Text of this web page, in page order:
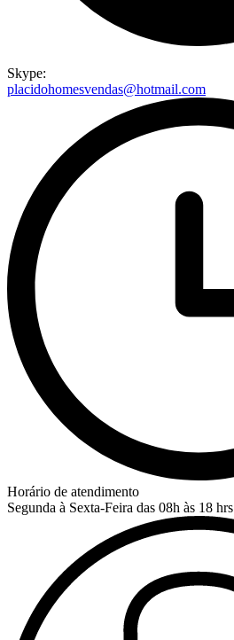
Skype:
placidohomesvendas@hotmail.com
Horário de atendimento
Segunda à Sexta-Feira das 08h às 18 hrs